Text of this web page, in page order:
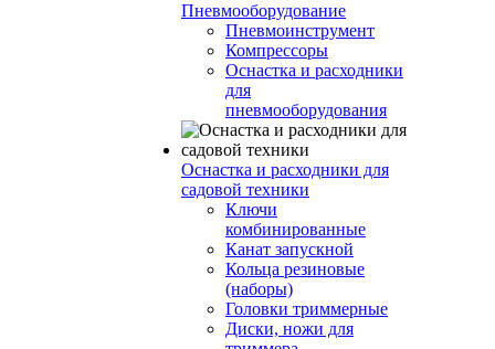
Пневмооборудование
Пневмоинструмент
Компрессоры
Оснастка и расходники
для
пневмооборудования
Оснастка и расходники для
садовой техники
Ключи
комбинированные
Канат запускной
Кольца резиновые
(наборы)
Головки триммерные
Диски, ножи для